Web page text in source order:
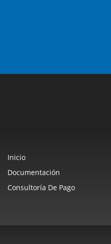
Inicio
Documentación
Consultoría De Pago